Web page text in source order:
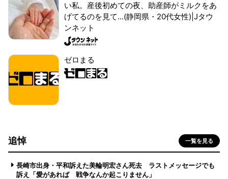
い私。産後初めての夜、助産師がミルクをあ
げてるのを見て...(静岡県・20代女性)|Jタウ
ンネット
ゼロまる
追悼 一覧を見る
長崎市出身・平和訴えた美輪明宏さん死去 ラストメッセージでも
訴え「愛があれば 戦争なんか起こりません」